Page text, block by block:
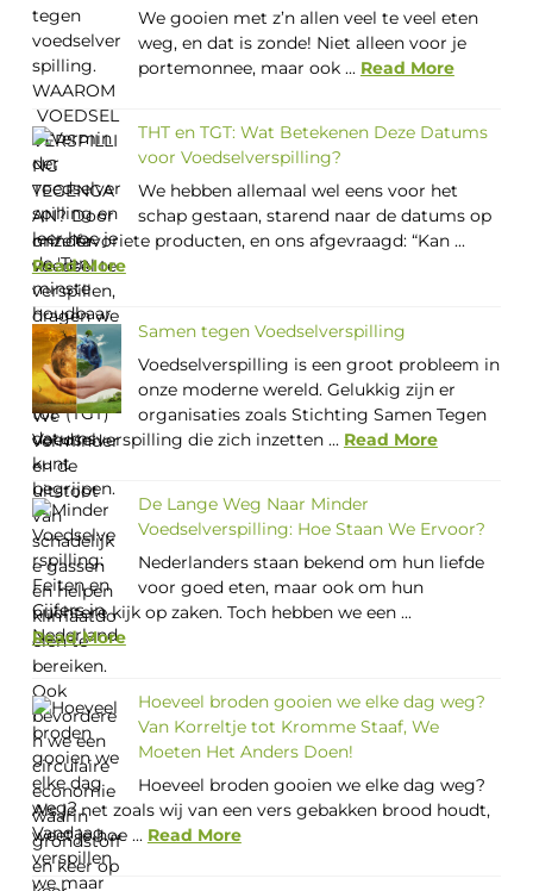
We gooien met z’n allen veel te veel eten
weg, en dat is zonde! Niet alleen voor je
portemonnee, maar ook ... Read More
THT en TGT: Wat Betekenen Deze Datums
voor Voedselverspilling?
We hebben allemaal wel eens voor het
schap gestaan, starend naar de datums op
onze favoriete producten, en ons afgevraagd: “Kan ...
Read More
Samen tegen Voedselverspilling
Voedselverspilling is een groot probleem in
onze moderne wereld. Gelukkig zijn er
organisaties zoals Stichting Samen Tegen
Voedselverspilling die zich inzetten ... Read More
De Lange Weg Naar Minder
Voedselverspilling: Hoe Staan We Ervoor?
Nederlanders staan bekend om hun liefde
voor goed eten, maar ook om hun
nuchtere kijk op zaken. Toch hebben we een ...
Read More
Hoeveel broden gooien we elke dag weg?
Van Korreltje tot Kromme Staaf, We
Moeten Het Anders Doen!
Hoeveel broden gooien we elke dag weg?
Als je net zoals wij van een vers gebakken brood houdt,
weet je hoe ... Read More